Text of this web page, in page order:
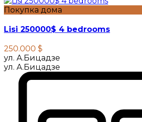
Покупка дома
Lisi 250000$ 4 bedrooms
250.000 $
ул. А.Бицадзе
ул. А.Бицадзе